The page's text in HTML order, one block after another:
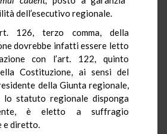
dell’esecutivo regionale.
126, terzo comma, della
dovrebbe infatti essere letto
con l’art. 122, quinto
Costituzione, ai sensi del
della Giunta regionale,
lo statuto regionale disponga
è eletto a suffragio
e diretto.